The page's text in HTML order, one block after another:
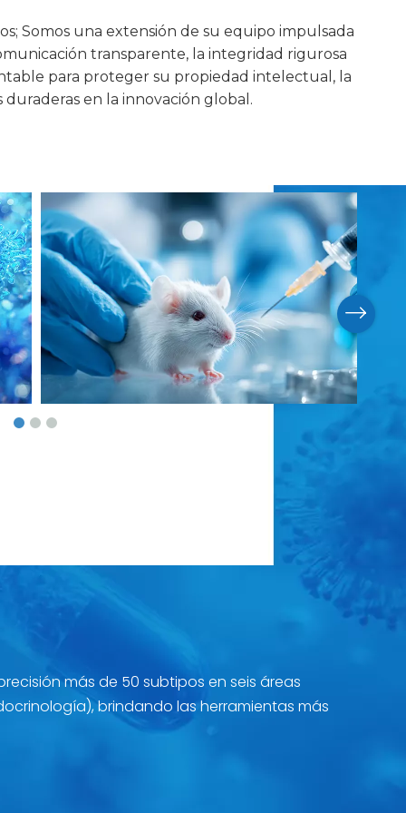
Somos una extensión de su equipo impulsada
transparente, la integridad rigurosa
para proteger su propiedad intelectual, la
duraderas en la innovación global.
más de 50 subtipos en seis áreas
brindando las herramientas más